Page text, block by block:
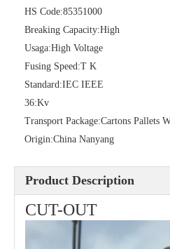
HS Code:85351000
Breaking Capacity:High
Usaga:High Voltage
Fusing Speed:T K
Standard:IEC IEEE
36:Kv
Transport Package:Cartons Pallets
Origin:China Nanyang
Product Description
CUT-OUT